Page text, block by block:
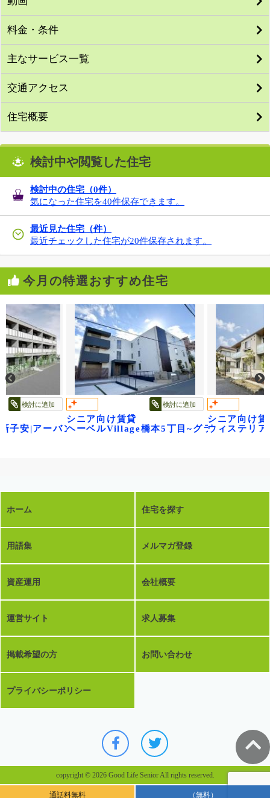
料金・条件
主なサービス一覧
交通アクセス
住宅概要
検討中や閲覧した住宅
検討中の住宅（0件）
気になった住宅を40件保存できます。
最近見た住宅（件）
最近チェックした住宅が20件保存されます。
今月の特選おすすめ住宅
検討に追加
子安|アーバンパークサイド
検討に追加
シニア向け賃貸
ヘーベルVillage橋本5丁目~グランビレッジ
シニア向け賃
ウィステリア
ホーム 住宅を探す
用語集 メルマガ登録
資産運用 会社概要
運営サイト 求人募集
掲載希望の方 お問い合わせ
プライバシーポリシー
copyright © 2026 Good Life Senior All rights reserved.
通話料無料 （無料）